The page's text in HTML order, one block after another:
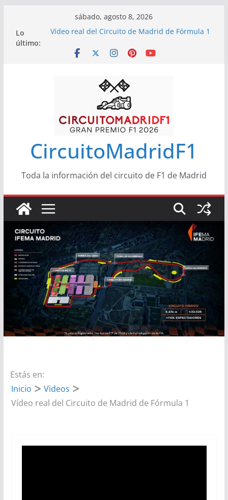
contenido
sábado, agosto 8, 2026
Lo
último:
Vídeo real del Circuito de Madrid de Fórmula 1
Fórmula 1
CircuitoMadridF1
Toda la información del circuito de F1 de Madrid
Estás en:
Inicio
Videos
Vídeo real del Circuito de Madrid de Fórmula 1